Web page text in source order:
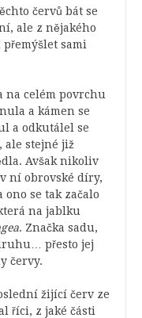
červů bát se
ale z nějakého
sami
na celém povrchu
a kámen se
a odkutálel se
ale stejné již
Avšak nikoliv
ní obrovské díry,
se tak začalo
na jablku
. Značka sadu,
přesto jej
červy.
žijící červ ze
říci, z jaké části